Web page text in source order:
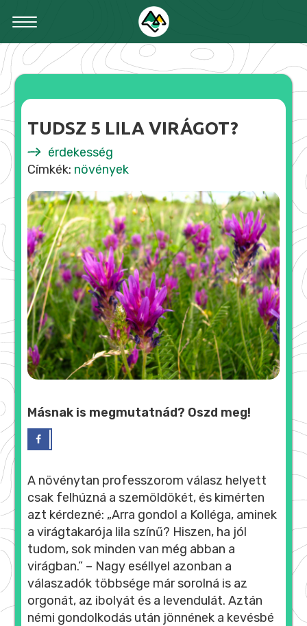
TUDSZ 5 LILA VIRÁGOT?
érdekesség
Címkék: növények
Másnak is megmutatnád? Oszd meg!
A növénytan professzorom válasz helyett
csak felhúzná a szemöldökét, és kimérten
azt kérdezné: „Arra gondol a Kolléga, aminek
a virágtakarója lila színű? Hiszen, ha jól
tudom, sok minden van még abban a
virágban.” – Nagy eséllyel azonban a
válaszadók többsége már sorolná is az
orgonát, az ibolyát és a levendulát. Aztán
némi gondolkodás után jönnének a kevésbé